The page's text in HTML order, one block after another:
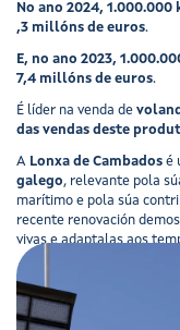
No ano 2024, 1.000.000
,3 millóns de euros.
E, no ano 2023,
7,4 millóns de euros.
É líder na venda de
das vendas deste
A Lonxa de Cambados é
galego, relevante pola
marítimo e pola súa
recente renovación
vivas e adaptalas aos